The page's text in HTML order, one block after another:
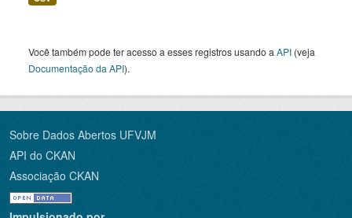
Você também pode ter acesso a esses registros usando a API (veja
Documentação da API).
Sobre Dados Abertos UFVJM
API do CKAN
Associação CKAN